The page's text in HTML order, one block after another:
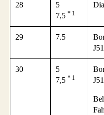
28
5
7,5 * 1
29 7.5
30
5
7,5 * 1